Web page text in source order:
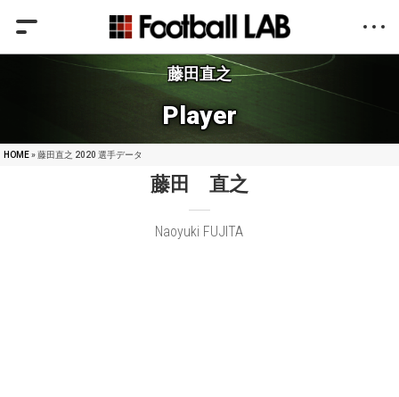
藤田直之
Player
HOME» 藤田直之 2020 選手データ
藤田 直之
Naoyuki FUJITA